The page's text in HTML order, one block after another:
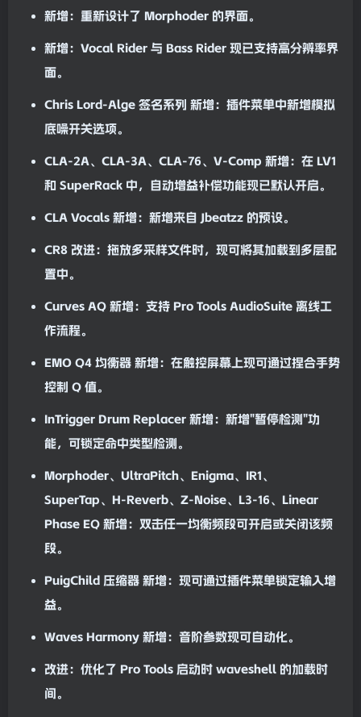
新增：重新设计了 Morphoder 的界面。
新增： Vocal Rider 与 Bass Rider 现已支持高分辨率界
面。
Chris Lord-Alge 签名系列 新增：插件菜单中新增模拟
底噪开关选项。
CLA-2A、 CLA-3A、 CLA-76、 V-Comp 新增：在 LV1
和 SuperRack 中， 自动增益补偿功能现已默认开启。
CLA Vocals 新增：新增来自 Jbeatzz 的预设。
CR8 改进：拖放多采样文件时，现可将其加载到多层配
置中。
Curves AQ 新增：支持 Pro Tools AudioSuite 离线工
作流程。
EMO Q4 均衡器 新增：在触控屏幕上现可通过捏合手势
控制 Q 值。
InTrigger Drum Replacer 新增：新增"暂停检测"功
能，可锁定命中类型检测。
Morphoder、 UltraPitch、 Enigma、 IR1、
SuperTap、 H-Reverb、 Z-Noise、 L3-16、 Linear
Phase EQ 新增：双击任一均衡频段可开启或关闭该频
段。
PuigChild 压缩器 新增：现可通过插件菜单锁定输入增
益。
Waves Harmony 新增：音阶参数现可自动化。
改进：优化了 Pro Tools 启动时 waveshell 的加载时
间。